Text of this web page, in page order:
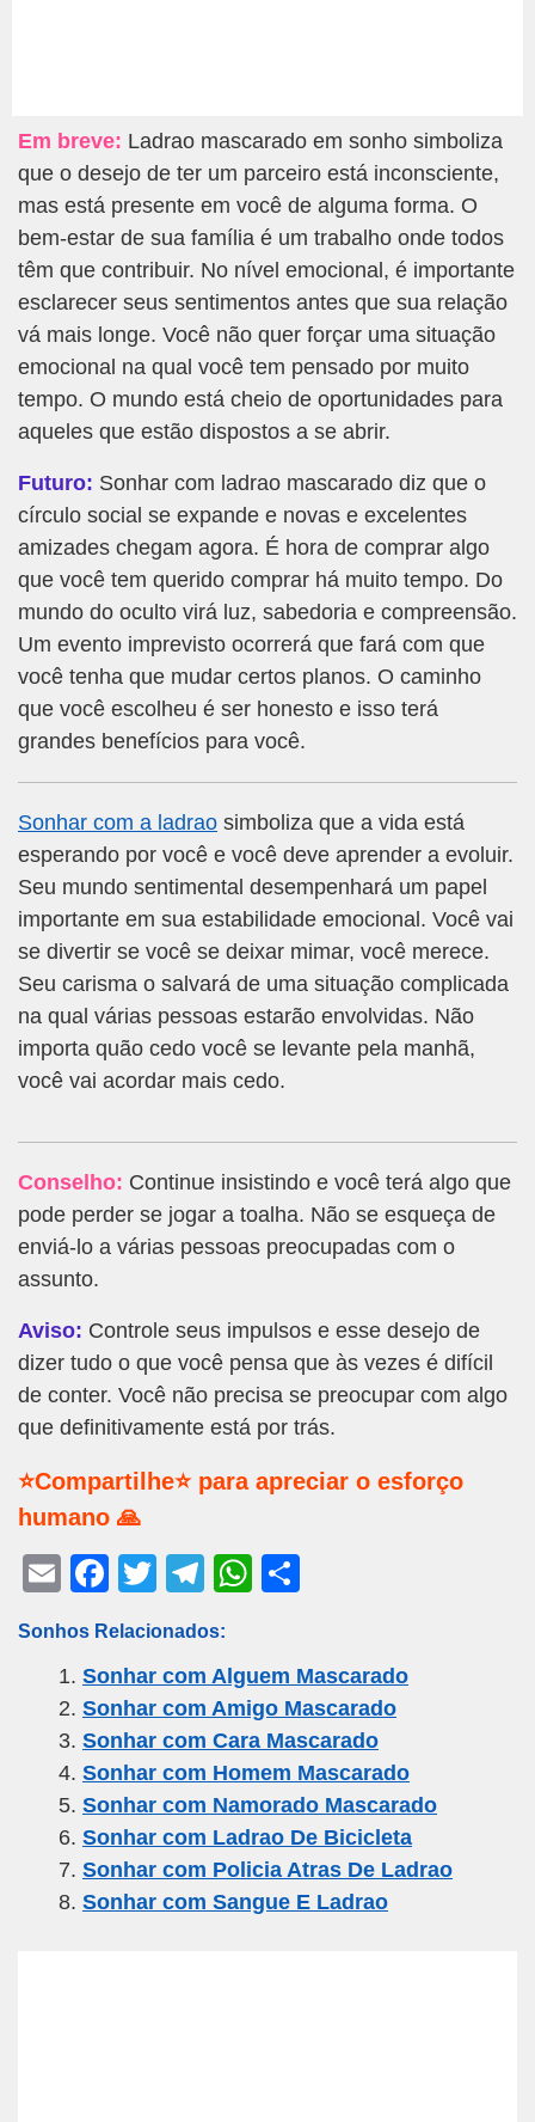
Em breve: Ladrao mascarado em sonho simboliza
que o desejo de ter um parceiro está inconsciente,
mas está presente em você de alguma forma. O
bem-estar de sua família é um trabalho onde todos
têm que contribuir. No nível emocional, é importante
esclarecer seus sentimentos antes que sua relação
vá mais longe. Você não quer forçar uma situação
emocional na qual você tem pensado por muito
tempo. O mundo está cheio de oportunidades para
aqueles que estão dispostos a se abrir.
Futuro: Sonhar com ladrao mascarado diz que o
círculo social se expande e novas e excelentes
amizades chegam agora. É hora de comprar algo
que você tem querido comprar há muito tempo. Do
mundo do oculto virá luz, sabedoria e compreensão.
Um evento imprevisto ocorrerá que fará com que
você tenha que mudar certos planos. O caminho
que você escolheu é ser honesto e isso terá
grandes benefícios para você.
Sonhar com a ladrao simboliza que a vida está
esperando por você e você deve aprender a evoluir.
Seu mundo sentimental desempenhará um papel
importante em sua estabilidade emocional. Você vai
se divertir se você se deixar mimar, você merece.
Seu carisma o salvará de uma situação complicada
na qual várias pessoas estarão envolvidas. Não
importa quão cedo você se levante pela manhã,
você vai acordar mais cedo.
Conselho: Continue insistindo e você terá algo que
pode perder se jogar a toalha. Não se esqueça de
enviá-lo a várias pessoas preocupadas com o
assunto.
Aviso: Controle seus impulsos e esse desejo de
dizer tudo o que você pensa que às vezes é difícil
de conter. Você não precisa se preocupar com algo
que definitivamente está por trás.
⭐Compartilhe⭐ para apreciar o esforço
humano 🙏
E
ail
F
c
e
b
o
o
k
T
tt
er
T
e
gr
a
m
W
s
A
p
p
e
Sonhos Relacionados:
Sonhar com Alguem Mascarado
Sonhar com Amigo Mascarado
Sonhar com Cara Mascarado
Sonhar com Homem Mascarado
Sonhar com Namorado Mascarado
Sonhar com Ladrao De Bicicleta
Sonhar com Policia Atras De Ladrao
Sonhar com Sangue E Ladrao